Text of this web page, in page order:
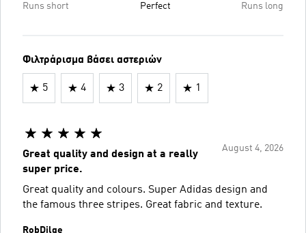
Runs short Perfect Runs long
Φιλτράρισμα βάσει αστεριών
5 4 3 2 1
August 4, 2026
Great quality and design at a really
super price.
Great quality and colours. Super Adidas design and
the famous three stripes. Great fabric and texture.
RobDilge